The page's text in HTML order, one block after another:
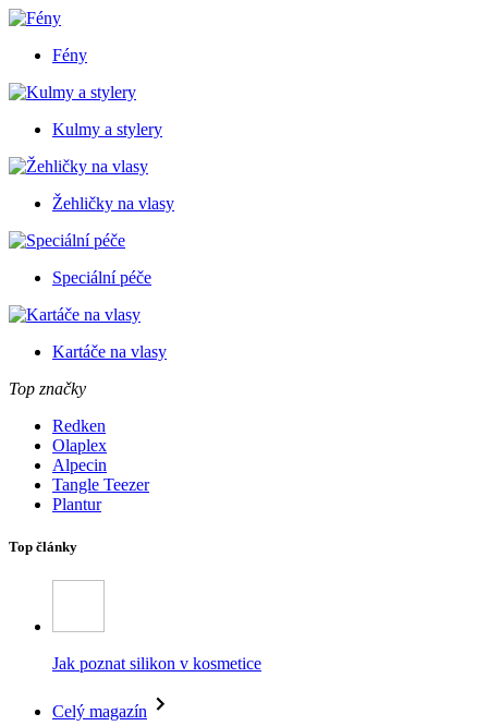
Fény
Kulmy a stylery
Žehličky na vlasy
Speciální péče
Kartáče na vlasy
Top značky
Redken
Olaplex
Alpecin
Tangle Teezer
Plantur
Top články
Jak poznat silikon v kosmetice
Celý magazín